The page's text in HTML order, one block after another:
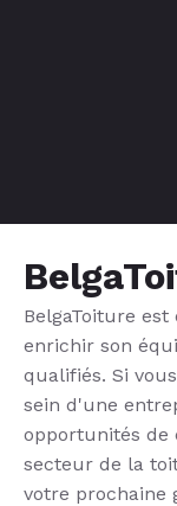
BelgaToiture
enrichir son
qualifiés. Si
sein d'une
opportunités de
secteur de la
votre prochaine